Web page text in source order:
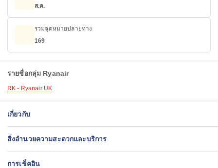
ส.ค.
รวมจุดหมายปลายทาง
169
รายชื่อกลุ่ม Ryanair
RK - Ryanair UK
เกี่ยวกับ
สิ่งอำนวยความสะดวกและบริการ
การเช็คอิน